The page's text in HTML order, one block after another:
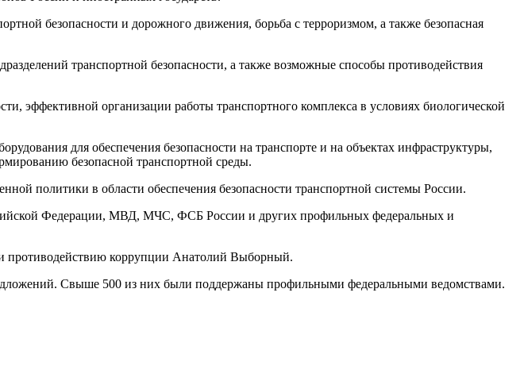
безопасности и дорожного движения, борьба с терроризмом, а также безопасная
транспортной безопасности, а также возможные способы противодействия
эффективной организации работы транспортного комплекса в условиях биологической
для обеспечения безопасности на транспорте и на объектах инфраструктуры,
безопасной транспортной среды.
политики в области обеспечения безопасности транспортной системы России.
Федерации, МВД, МЧС, ФСБ России и других профильных федеральных и
и противодействию коррупции Анатолий Выборный.
Свыше 500 из них были поддержаны профильными федеральными ведомствами.